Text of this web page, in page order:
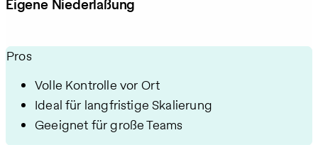
Eigene Niederlassung
Pros
Volle Kontrolle vor Ort
Ideal für langfristige Skalierung
Geeignet für große Teams